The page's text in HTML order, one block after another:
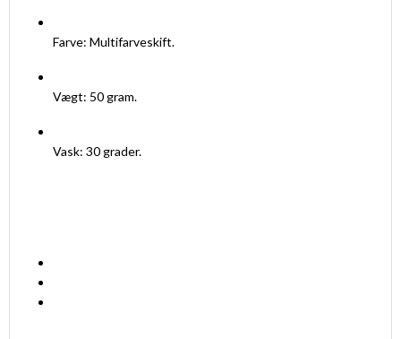
Farve: Multifarveskift.
Vægt: 50 gram.
Vask: 30 grader.